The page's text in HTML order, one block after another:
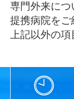
専門外来につ
提携病院を
上記以外の